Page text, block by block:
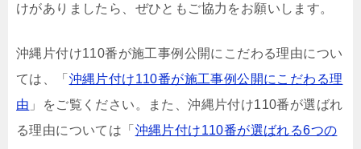
けがありましたら、ぜひともご協力をお願いします。
沖縄片付け110番が施工事例公開にこだわる理由につい
ては、「 沖縄片付け110番が施工事例公開にこだわる理
由 」をご覧ください。また、沖縄片付け110番が選ばれ
る理由については「 沖縄片付け110番が選ばれる6つの